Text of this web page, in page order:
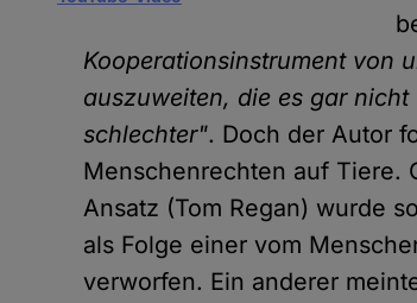
Kooperationsinstrument von
auszuweiten, die es gar
schlechter". Doch der Autor
Menschenrechten auf Tiere.
Ansatz (Tom Regan) wurde
als Folge einer vom
verworfen. Ein anderer